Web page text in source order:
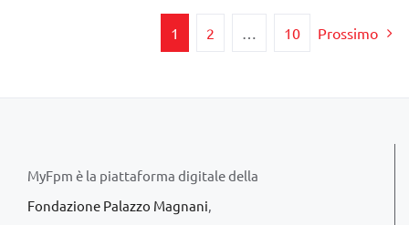
1 2 10 Prossimo
MyFpm è la piattaforma digitale della
Fondazione Palazzo Magnani